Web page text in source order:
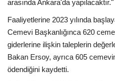
arasında Ankara'da
Faaliyetlerine 2023 yılında
Cemevi Başkanlığınca 620
giderlerine ilişkin taleplerin
Bakan Ersoy, ayrıca 605
ödendiğini kaydetti.